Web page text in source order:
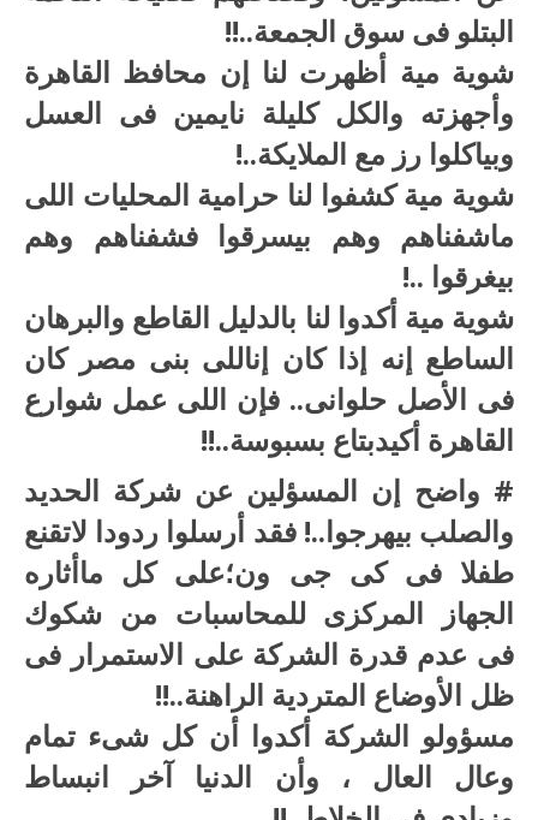
البتلو فى سوق الجمعة..!!
شوية مية أظهرت لنا إن محافظ القاهرة
وأجهزته والكل كليلة نايمين فى العسل
وبياكلوا رز مع الملايكة..!
شوية مية كشفوا لنا حرامية المحليات اللى
ماشفناهم وهم بيسرقوا فشفناهم وهم
بيغرقوا ..!
شوية مية أكدوا لنا بالدليل القاطع والبرهان
الساطع إنه إذا كان إناللى بنى مصر كان
فى الأصل حلوانى.. فإن اللى عمل شوارع
القاهرة أكيدبتاع بسبوسة..!!
# واضح إن المسؤلين عن شركة الحديد
والصلب بيهرجوا..! فقد أرسلوا ردودا لاتقنع
طفلا فى كى جى ون؛على كل ماأثاره
الجهاز المركزى للمحاسبات من شكوك
فى عدم قدرة الشركة على الاستمرار فى
ظل الأوضاع المتردية الراهنة..!!
مسؤولو الشركة أكدوا أن كل شىء تمام
وعال العال ، وأن الدنيا آخر انبساط